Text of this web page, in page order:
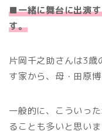
■一緒に舞台に出演
す。
片岡千之助さんは3歳
す家から、母・田原
一般的に、こういっ
ることも多いと思いま